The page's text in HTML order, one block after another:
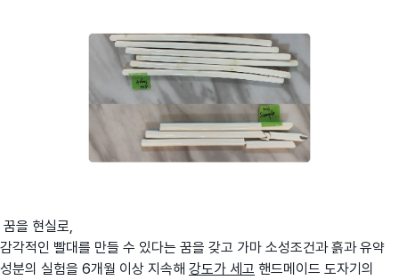
꿈을 현실로,
감각적인 빨대를 만들 수 있다는 꿈을 갖고 가마 소성조건과 흙과 유약
성분의 실험을 6개월 이상 지속해 강도가 세고 핸드메이드 도자기의